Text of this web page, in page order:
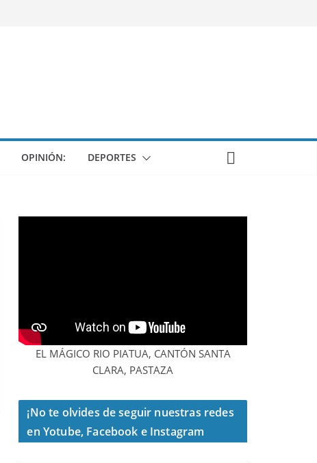
OPINIÓN: DEPORTES
EL MÁGICO RIO PIATUA, CANTÓN SANTA
CLARA, PASTAZA
¡No te olvides de seguir nuestras redes
en Yotube, Facebook e Instagram